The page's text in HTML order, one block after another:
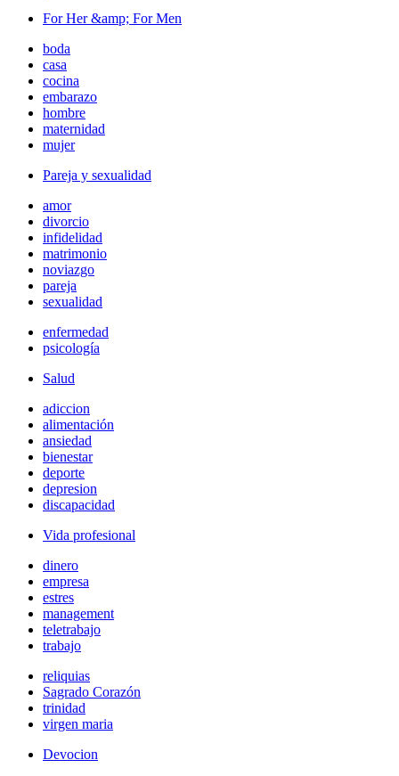
For Her &amp; For Men
boda
casa
cocina
embarazo
hombre
maternidad
mujer
Pareja y sexualidad
amor
divorcio
infidelidad
matrimonio
noviazgo
pareja
sexualidad
enfermedad
psicología
Salud
adiccion
alimentación
ansiedad
bienestar
deporte
depresion
discapacidad
Vida profesional
dinero
empresa
estres
management
teletrabajo
trabajo
reliquias
Sagrado Corazón
trinidad
virgen maria
Devocion